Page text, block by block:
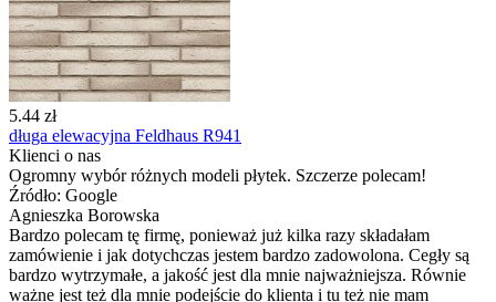
5.44 zł
długa elewacyjna Feldhaus R941
Klienci o nas
Ogromny wybór różnych modeli płytek. Szczerze polecam!
Źródło: Google
Agnieszka Borowska
Bardzo polecam tę firmę, ponieważ już kilka razy składałam
zamówienie i jak dotychczas jestem bardzo zadowolona. Cegły są
bardzo wytrzymałe, a jakość jest dla mnie najważniejsza. Równie
ważne jest też dla mnie podejście do klienta i tu też nie mam